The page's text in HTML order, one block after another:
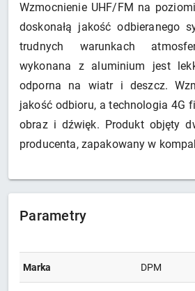
Wzmocnienie UHF/FM na
doskonałą jakość odbieranego
trudnych warunkach
wykonana z aluminium jest
odporna na wiatr i deszcz.
jakość odbioru, a technologia 4G
obraz i dźwięk. Produkt objęty
producenta, zapakowany w
Parametry
Marka DPM